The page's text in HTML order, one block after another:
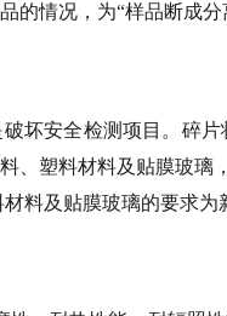
的情况，为“样品断成分
坏安全检测项目。碎
、塑料材料及贴膜玻璃
料及贴膜玻璃的要求为